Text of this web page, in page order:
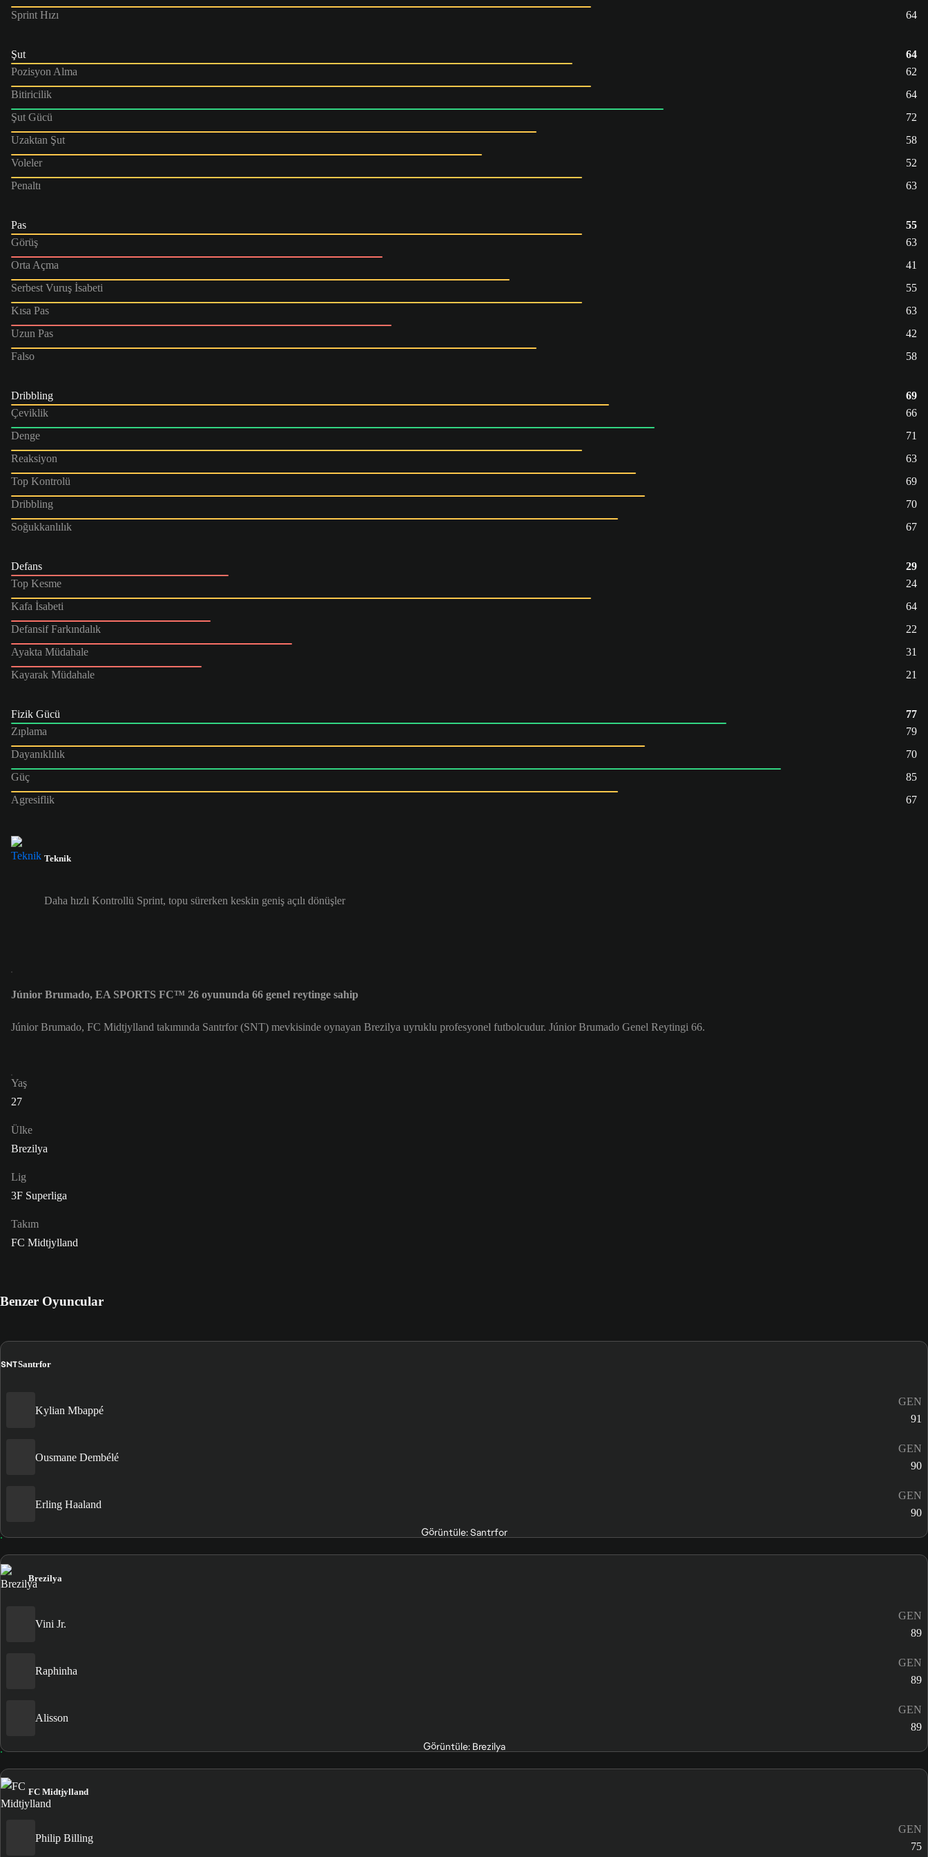
Sprint Hızı
64
Şut
64
Pozisyon Alma
62
Bitiricilik
64
Şut Gücü
72
Uzaktan Şut
58
Voleler
52
Penaltı
63
Pas
55
Görüş
63
Orta Açma
41
Serbest Vuruş İsabeti
55
Kısa Pas
63
Uzun Pas
42
Falso
58
Dribbling
69
Çeviklik
66
Denge
71
Reaksiyon
63
Top Kontrolü
69
Dribbling
70
Soğukkanlılık
67
Defans
29
Top Kesme
24
Kafa İsabeti
64
Defansif Farkındalık
22
Ayakta Müdahale
31
Kayarak Müdahale
21
Fizik Gücü
77
Zıplama
79
Dayanıklılık
70
Güç
85
Agresiflik
67
Teknik
Daha hızlı Kontrollü Sprint, topu sürerken keskin geniş açılı dönüşler
Júnior Brumado, EA SPORTS FC™ 26 oyununda 66 genel reytinge sahip
Júnior Brumado, FC Midtjylland takımında Santrfor (SNT) mevkisinde oynayan Brezilya uyruklu profesyonel futbolcudur. Júnior Brumado Genel Reytingi 66.
Yaş
27
Ülke
Brezilya
Lig
3F Superliga
Takım
FC Midtjylland
Benzer Oyuncular
SNTSantrfor
Kylian Mbappé
GEN
91
Ousmane Dembélé
GEN
90
Erling Haaland
GEN
90
Görüntüle: Santrfor
Brezilya
Vini Jr.
GEN
89
Raphinha
GEN
89
Alisson
GEN
89
Görüntüle: Brezilya
FC Midtjylland
Philip Billing
GEN
75